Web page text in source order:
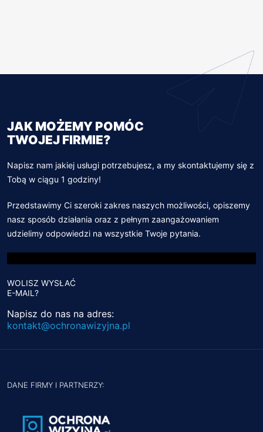
JAK MOŻEMY POMÓC
TWOJEJ FIRMIE?
Napisz nam jakiej usługi potrzebujesz, a my skontaktujemy się z
Tobą w ciągu 1 godziny!
Przedstawimy Ci szeroki zakres naszych możliwości, opiszemy
nasz sposób działania oraz z pełnym zaangażowaniem
udzielimy odpowiedzi na wszystkie Twoje pytania.
WOLISZ WYSŁAĆ
E-MAIL?
Napisz do nas na adres:
kontakt@ochronawizyjna.pl
DANE FIRMY I PARTNERZY: